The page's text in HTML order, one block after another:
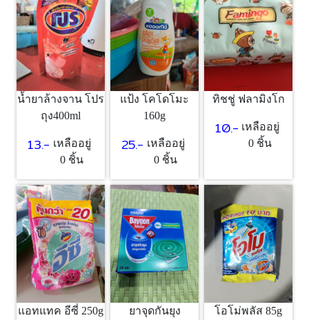
น้ำยาล้างจาน โปร
ถุง400ml
13.- เหลืออยู่
0 ชิ้น
แป้ง โคโดโมะ
160g
25.- เหลืออยู่
0 ชิ้น
ทิชชู่ ฟลามิงโก
10.- เหลืออยู่
0 ชิ้น
แอทแทค อีซี่ 250g
ยาจุดกันยุง
โอโม่พลัส 85g